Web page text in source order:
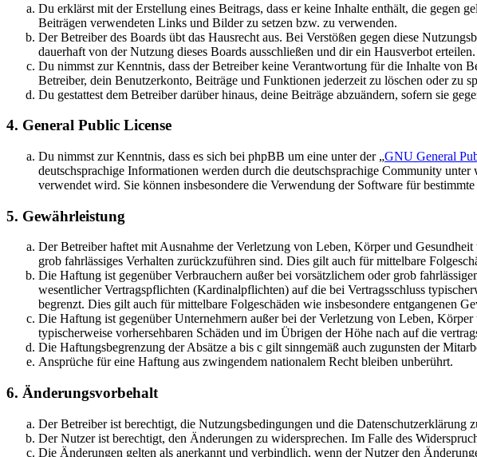
Du erklärst mit der Erstellung eines Beitrags, dass er keine Inhalte enthält, die gegen
Beiträgen verwendeten Links und Bilder zu setzen bzw. zu verwenden.
Der Betreiber des Boards übt das Hausrecht aus. Bei Verstößen gegen diese
dauerhaft von der Nutzung dieses Boards ausschließen und dir ein Hausverbot erteilen.
Du nimmst zur Kenntnis, dass der Betreiber keine Verantwortung für die Inhalte von
Betreiber, dein Benutzerkonto, Beiträge und Funktionen jederzeit zu löschen oder zu
Du gestattest dem Betreiber darüber hinaus, deine Beiträge abzuändern, sofern sie
4. General Public License
Du nimmst zur Kenntnis, dass es sich bei phpBB um eine unter der „GNU General
deutschsprachige Informationen werden durch die deutschsprachige Community
verwendet wird. Sie können insbesondere die Verwendung der Software für
5. Gewährleistung
Der Betreiber haftet mit Ausnahme der Verletzung von Leben, Körper und
grob fahrlässiges Verhalten zurückzuführen sind. Dies gilt auch für mittelbare
Die Haftung ist gegenüber Verbrauchern außer bei vorsätzlichem oder grob
wesentlicher Vertragspflichten (Kardinalpflichten) auf die bei Vertragsschluss
begrenzt. Dies gilt auch für mittelbare Folgeschäden wie insbesondere entgangenen
Die Haftung ist gegenüber Unternehmern außer bei der Verletzung von Leben,
typischerweise vorhersehbaren Schäden und im Übrigen der Höhe nach auf die
Die Haftungsbegrenzung der Absätze a bis c gilt sinngemäß auch zugunsten der
Ansprüche für eine Haftung aus zwingendem nationalem Recht bleiben unberührt.
6. Änderungsvorbehalt
Der Betreiber ist berechtigt, die Nutzungsbedingungen und die
Der Nutzer ist berechtigt, den Änderungen zu widersprechen. Im Falle des
Die Änderungen gelten als anerkannt und verbindlich, wenn der Nutzer den